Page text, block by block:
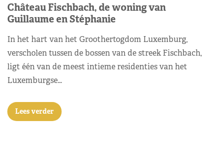
Château Fischbach, de woning van
Guillaume en Stéphanie
In het hart van het Groothertogdom Luxemburg,
verscholen tussen de bossen van de streek Fischbach,
ligt één van de meest intieme residenties van het
Luxemburgse…
Lees verder